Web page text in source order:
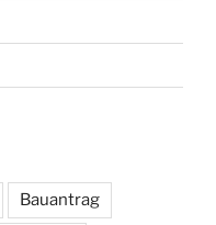
Bauantrag